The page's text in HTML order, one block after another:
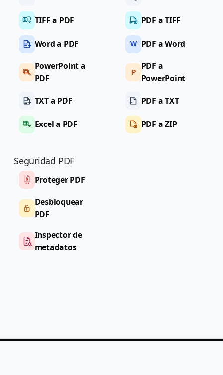
TIFF a PDF
Word a PDF
PowerPoint a
PDF
TXT a PDF
Excel a PDF
PDF a TIFF
W PDF a Word
P
PDF a
PowerPoint
PDF a TXT
PDF a ZIP
Seguridad PDF
Proteger PDF
Desbloquear
PDF
Inspector de
metadatos